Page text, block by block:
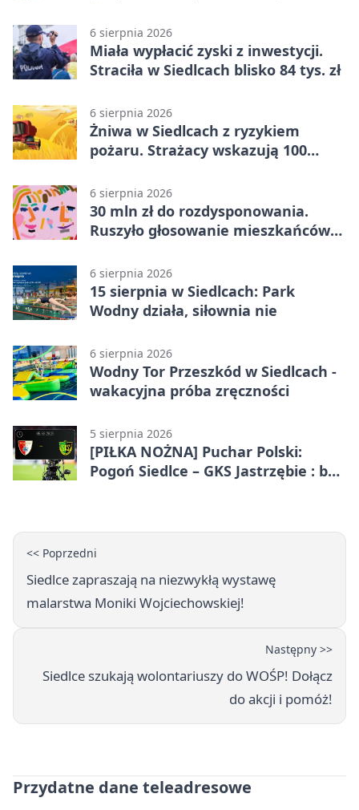
6 sierpnia 2026
Miała wypłacić zyski z inwestycji.
Straciła w Siedlcach blisko 84 tys. zł
6 sierpnia 2026
Żniwa w Siedlcach z ryzykiem
pożaru. Strażacy wskazują 100
6 sierpnia 2026
30 mln zł do rozdysponowania.
Ruszyło głosowanie mieszkańców
6 sierpnia 2026
15 sierpnia w Siedlcach: Park
Wodny działa, siłownia nie
6 sierpnia 2026
Wodny Tor Przeszkód w Siedlcach -
wakacyjna próba zręczności
5 sierpnia 2026
[PIŁKA NOŻNA] Puchar Polski:
Pogoń Siedlce – GKS Jastrzębie : bez
<< Poprzedni
Siedlce zapraszają na niezwykłą wystawę
malarstwa Moniki Wojciechowskiej!
Następny >>
Siedlce szukają wolontariuszy do WOŚP! Dołącz
do akcji i pomóż!
Przydatne dane teleadresowe